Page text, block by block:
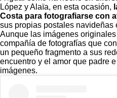
López y Alaïa, en esta ocasión,
Costa para fotografiarse con
sus propias postales navideñas
Aunque las imágenes
compañía de fotografías que
un pequeño fragmento a sus
encuentro y el amor que padre
imágenes.